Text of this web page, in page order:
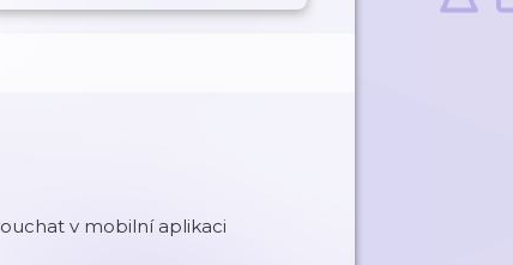
v mobilní aplikaci